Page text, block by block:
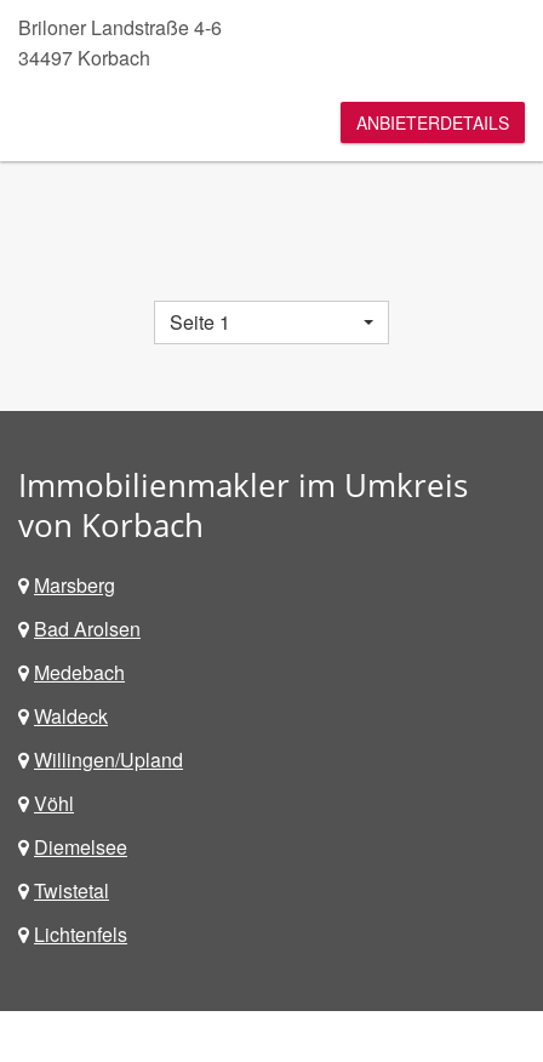
Briloner Landstraße 4-6
34497 Korbach
ANBIETERDETAILS
Seite 1
Immobilienmakler im Umkreis
von Korbach
Marsberg
Bad Arolsen
Medebach
Waldeck
Willingen/Upland
Vöhl
Diemelsee
Twistetal
Lichtenfels